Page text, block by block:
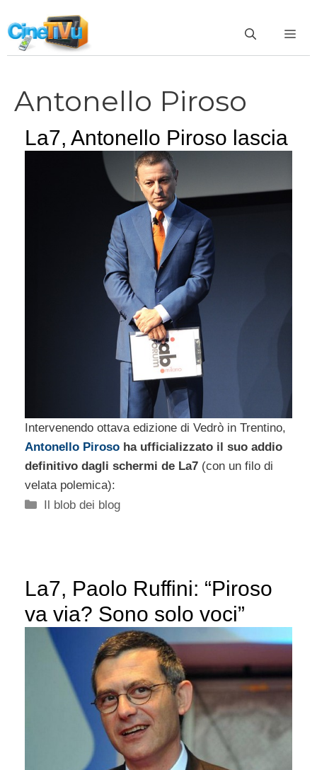
al
contenuto
Antonello Piroso
La7, Antonello Piroso lascia
Intervenendo ottava edizione di Vedrò in Trentino,
Antonello Piroso ha ufficializzato il suo addio
definitivo dagli schermi de La7 (con un filo di
velata polemica):
Categorie
Il blob dei blog
La7, Paolo Ruffini: “Piroso
va via? Sono solo voci”